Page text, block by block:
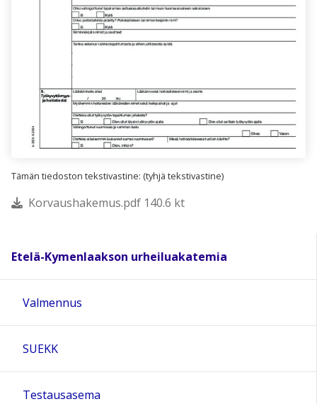
Tämän tiedoston tekstivastine: (tyhjä tekstivastine)
Korvaushakemus.pdf 140.6 kt
Etelä-Kymenlaakson urheiluakatemia
Valmennus
SUEKK
Testausasema